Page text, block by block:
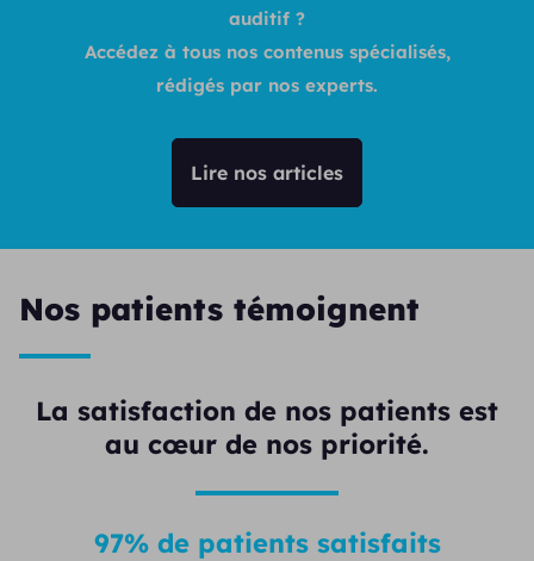
auditif ?
Accédez à tous nos contenus spécialisés,
rédigés par nos experts.
Lire nos articles
Nos patients témoignent
La satisfaction de nos patients est
au cœur de nos priorité.
97% de patients satisfaits